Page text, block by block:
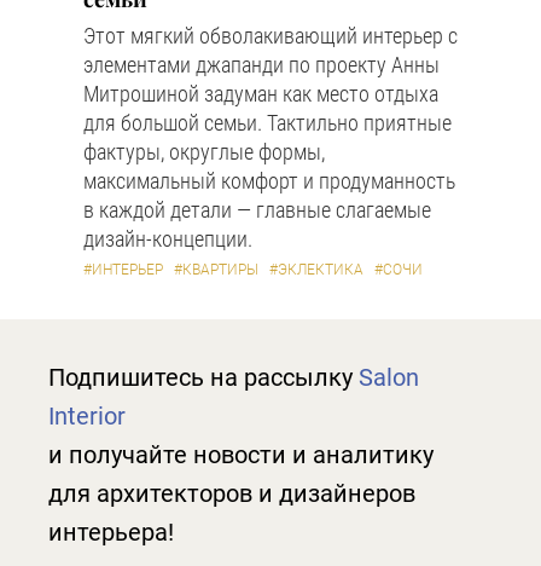
Этот мягкий обволакивающий интерьер с
элементами джапанди по проекту Анны
Митрошиной задуман как место отдыха
для большой семьи. Тактильно приятные
фактуры, округлые формы,
максимальный комфорт и продуманность
в каждой детали — главные слагаемые
дизайн-концепции.
#ИНТЕРЬЕР #КВАРТИРЫ #ЭКЛЕКТИКА #СОЧИ
Подпишитесь на рассылку Salon
Interior
и получайте новости и аналитику
для архитекторов и дизайнеров
интерьера!